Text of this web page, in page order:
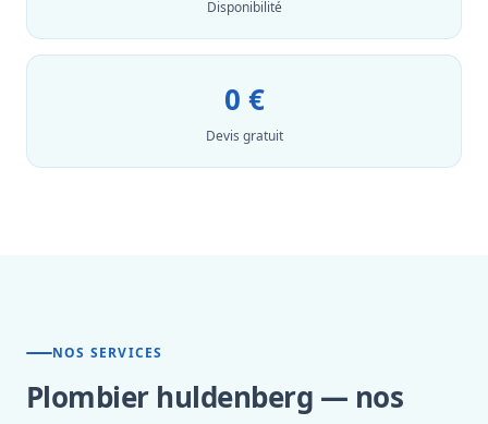
Disponibilité
0 €
Devis gratuit
NOS SERVICES
Plombier huldenberg — nos